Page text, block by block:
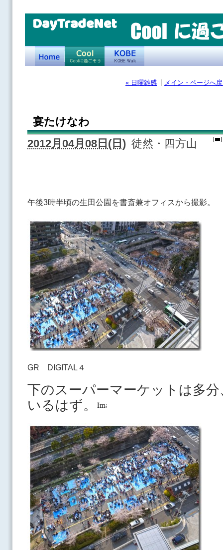
DayTradeNet
« 日曜雑感 メイン・ページへ
宴たけなわ
2012月04月08日(日) 徒然・四方山
午後3時半頃の生田公園を書斎兼オフィスから撮影。
GR DIGITAL４
下のスーパーマーケットは多
いるはず。